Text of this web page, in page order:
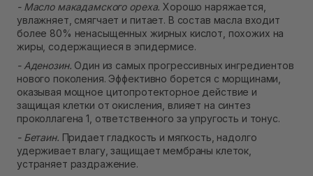
- Масло макадамского ореха. Хорошо наряжается,
увлажняет, смягчает и питает. В состав масла входит
более 80% ненасыщенных жирных кислот, похожих на
жиры, содержащиеся в эпидермисе.
- Аденозин. Один из самых прогрессивных ингредиентов
нового поколения. Эффективно борется с морщинами,
оказывая мощное цитопротекторное действие и
защищая клетки от окисления, влияет на синтез
проколлагена 1, ответственного за упругость и тонус.
- Бетаин. Придает гладкость и мягкость, надолго
удерживает влагу, защищает мембраны клеток,
устраняет раздражение.